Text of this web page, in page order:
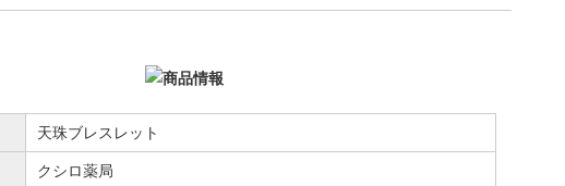
天珠ブレスレット
クシロ薬局